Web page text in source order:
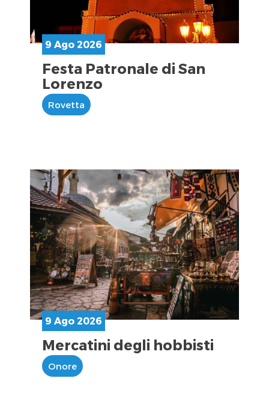
9 Ago 2026
Festa Patronale di San
Lorenzo
Rovetta
9 Ago 2026
Mercatini degli hobbisti
Onore